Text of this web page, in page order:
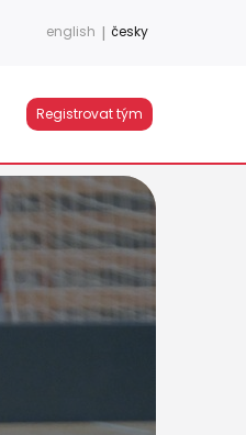
english | česky
Registrovat tým